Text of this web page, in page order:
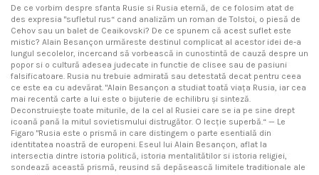
De ce vorbim despre sfanta Rusie si Rusia eternă, de ce folosim atat de
des expresia "sufletul rus“ cand analizăm un roman de Tolstoi, o piesă de
Cehov sau un balet de Ceaikovski? De ce spunem că acest suflet este
mistic? Alain Besançon urmăreste destinul complicat al acestor idei de-a
lungul secolelor, incercand să vorbească in cunostintă de cauză despre un
popor si o cultură adesea judecate in functie de clisee sau de pasiuni
falsificatoare. Rusia nu trebuie admirată sau detestată decat pentru ceea
ce este ea cu adevărat. "Alain Besançon a studiat toată viaţa Rusia, iar cea
mai recentă carte a lui este o bijuterie de echilibru şi sinteză.
Deconstruieşte toate miturile, de la cel al Rusiei care se ia pe sine drept
icoană pană la mitul sovietismului distrugător. O lecţie superbă.“ — Le
Figaro "Rusia este o prismă in care distingem o parte esentială din
identitatea noastră de europeni. Eseul lui Alain Besançon, aflat la
intersectia dintre istoria politică, istoria mentalitătilor si istoria religiei,
sondează această prismă, reusind să depăsească limitele traditionale ale